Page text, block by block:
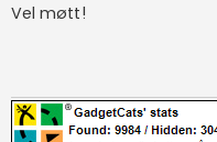
Vel møtt!